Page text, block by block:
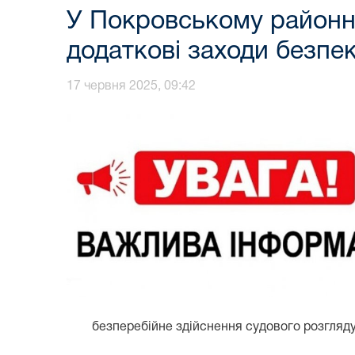
У Покровському
додаткові заходи
17 червня 2025, 09:42
безперебійне здійснення судового